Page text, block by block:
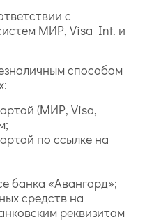
с
МИР, Visa Int. и
способом
(МИР, Visa,
по ссылке на
банка «Авангард»;
средств на
реквизитам